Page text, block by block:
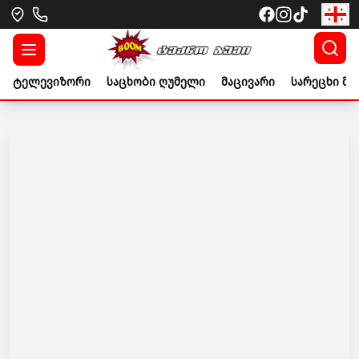
ტელევიზორი საცხობი ღუმელი მაცივარი სარეცხი